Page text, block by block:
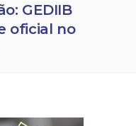
GEDIIB
oficial no